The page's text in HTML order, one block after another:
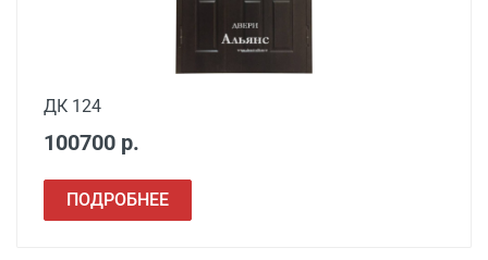
ДК 124
100700 р.
ПОДРОБНЕЕ